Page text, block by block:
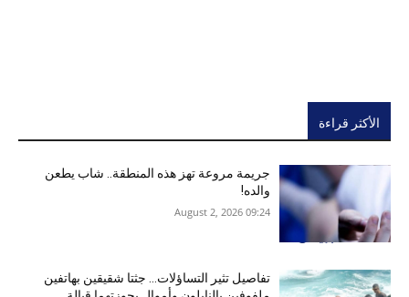
الأكثر قراءة
جريمة مروعة تهز هذه المنطقة.. شاب يطعن
والده!
09:24 2026 ,August 2
تفاصيل تثير التساؤلات… جثتا شقيقين بهاتفين